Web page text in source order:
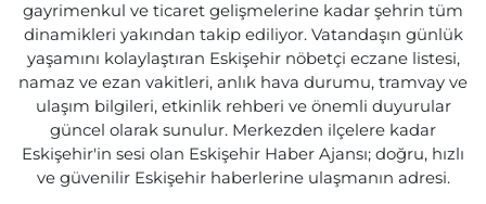
gayrimenkul ve ticaret gelişmelerine kadar şehrin tüm
dinamikleri yakından takip ediliyor. Vatandaşın günlük
yaşamını kolaylaştıran Eskişehir nöbetçi eczane listesi,
namaz ve ezan vakitleri, anlık hava durumu, tramvay ve
ulaşım bilgileri, etkinlik rehberi ve önemli duyurular
güncel olarak sunulur. Merkezden ilçelere kadar
Eskişehir'in sesi olan Eskişehir Haber Ajansı; doğru, hızlı
ve güvenilir Eskişehir haberlerine ulaşmanın adresi.